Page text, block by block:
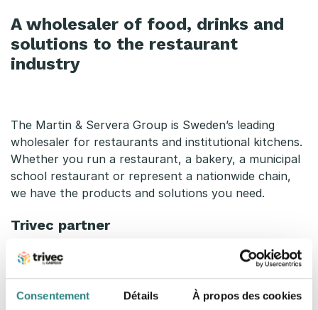
Consentement Détails À propos des cookies
A wholesaler of food, drinks and
solutions to the restaurant
industry
The Martin & Servera Group is Sweden’s leading
wholesaler for restaurants and institutional kitchens.
Whether you run a restaurant, a bakery, a municipal
school restaurant or represent a nationwide chain,
we have the products and solutions you need.
Trivec partner
Trivec is a partner of Martin & Servera and is included
in their partner portal where restaurant owners can
receive preferential offers.